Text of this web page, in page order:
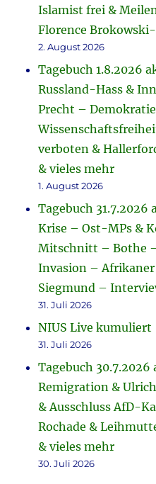
Islamist frei &
Florence
2. August 2026
Tagebuch 1.8.2026
Russland-Hass &
Precht –
verboten &
& vieles mehr
1. August 2026
Tagebuch
Krise – Ost-MPs &
Mitschnitt – Bothe
Invasion –
Siegmund –
31. Juli 2026
NIUS Live kumuliert
31. Juli 2026
Tagebuch 30.7.2026
Remigration &
& Ausschluss AfD-
Rochade &
& vieles mehr
30. Juli 2026